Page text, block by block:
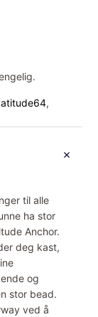
,
til alle
ha stor
Anchor.
deg kast,
og
stor bead.
ved å